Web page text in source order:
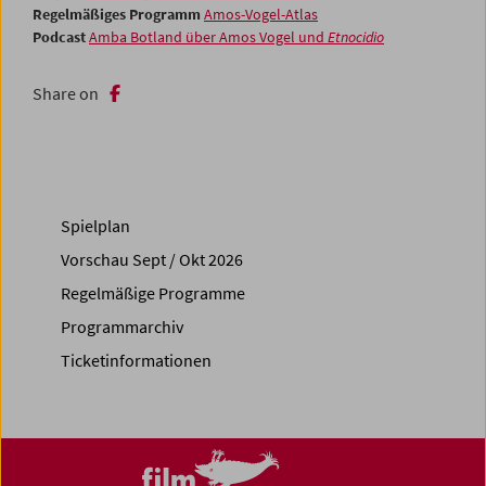
Regelmäßiges Programm Amos-Vogel-Atlas
PodcastAmba Botland über Amos Vogel und Etnocidio
Share on
Spielplan
Vorschau Sept / Okt 2026
Regelmäßige Programme
Programmarchiv
Ticketinformationen